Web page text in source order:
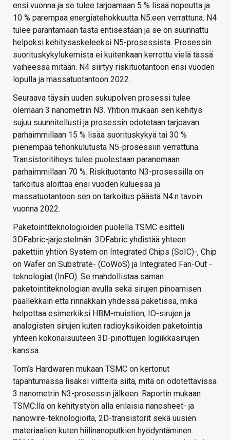
ensi vuonna ja se tulee tarjoamaan 5 % lisää nopeutta ja
10 % parempaa energiatehokkuutta N5:een verrattuna. N4
tulee parantamaan tästä entisestään ja se on suunnattu
helpoksi kehitysaskeleeksi N5-prosessista. Prosessin
suorituskykylukemista ei kuitenkaan kerrottu vielä tässä
vaiheessa mitään. N4 siirtyy riskituotantoon ensi vuoden
lopulla ja massatuotantoon 2022.
Seuraava täysin uuden sukupolven prosessi tulee
olemaan 3 nanometrin N3. Yhtiön mukaan sen kehitys
sujuu suunnitellusti ja prosessin odotetaan tarjoavan
parhaimmillaan 15 % lisää suorituskykyä tai 30 %
pienempää tehonkulutusta N5-prosessiin verrattuna.
Transistoritiheys tulee puolestaan paranemaan
parhaimmillaan 70 %. Riskituotanto N3-prosessilla on
tarkoitus aloittaa ensi vuoden kuluessa ja
massatuotantoon sen on tarkoitus päästä N4:n tavoin
vuonna 2022.
Paketointiteknologioiden puolella TSMC esitteli
3DFabric-järjestelmän. 3DFabric yhdistää yhteen
pakettiin yhtiön System on Integrated Chips (SoIC)-, Chip
on Wafer on Substrate- (CoWoS) ja Integrated Fan-Out -
teknologiat (InFO). Se mahdollistaa saman
paketointiteknologian avulla sekä sirujen pinoamisen
päällekkäin että rinnakkain yhdessä paketissa, mikä
helpottaa esimerkiksi HBM-muistien, IO-sirujen ja
analogisten sirujen kuten radioyksiköiden paketointia
yhteen kokonaisuuteen 3D-pinottujen logiikkasirujen
kanssa.
Tom’s Hardwaren mukaan TSMC on kertonut
tapahtumassa lisäksi viitteitä siitä, mitä on odotettavissa
3 nanometrin N3-prosessin jälkeen. Raportin mukaan
TSMC:llä on kehitystyön alla erilaisia nanosheet- ja
nanowire-teknologioita, 2D-transistorit sekä uusien
materiaalien kuten hiilinanoputkien hyödyntäminen.